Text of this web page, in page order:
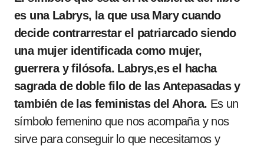
es una Labrys, la que usa Mary cuando
decide contrarrestar el patriarcado siendo
una mujer identificada como mujer,
guerrera y filósofa. Labrys,es el hacha
sagrada de doble filo de las Antepasadas y
también de las feministas del Ahora. Es un
símbolo femenino que nos acompaña y nos
sirve para conseguir lo que necesitamos y